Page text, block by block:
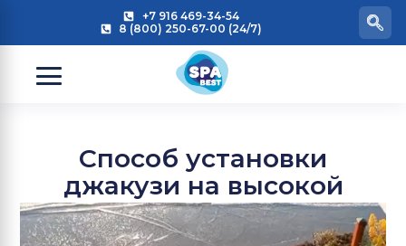
+7 916 469-34-54
8 (800) 250-67-00 (24/7)
Способ установки
джакузи на высокой
террасе